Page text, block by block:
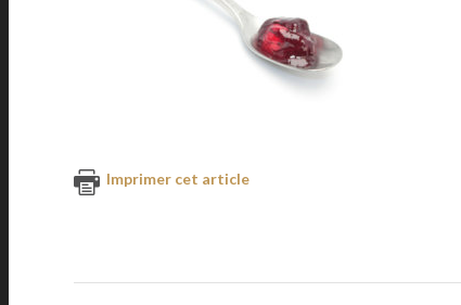
Imprimer cet article